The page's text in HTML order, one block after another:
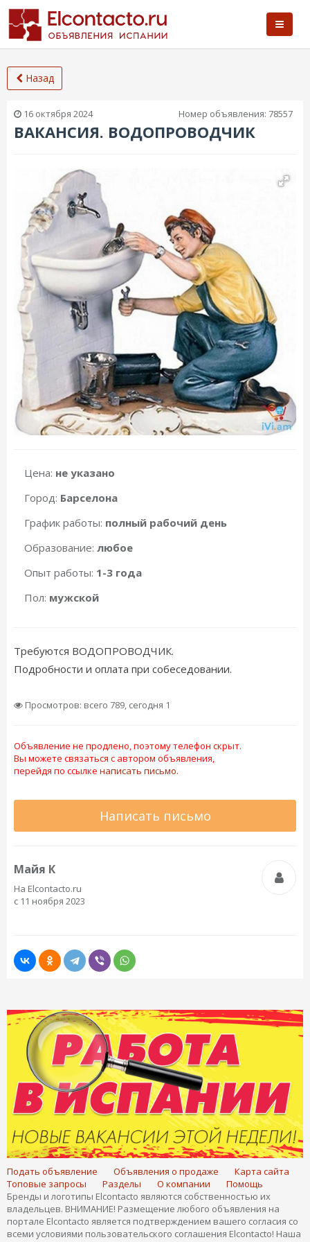
Назад
16 октября 2024 Номер объявления: 78557
ВАКАНСИЯ. ВОДОПРОВОДЧИК
Цена: не указано
Город: Барселона
График работы: полный рабочий день
Образование: любое
Опыт работы: 1-3 года
Пол: мужской
Требуются ВОДОПРОВОДЧИК.
Подробности и оплата при собеседовании.
Просмотров: всего 789, сегодня 1
Объявление не продлено, поэтому телефон скрыт.
Вы можете связаться с автором объявления,
перейдя по ссылке написать письмо.
Написать письмо
Майя К
На Elcontacto.ru
с 11 ноября 2023
Подать объявление Объявления о продаже
Карта сайта
Топовые запросы
Разделы О компании
Помощь
Бренды и логотипы Elcontacto являются собственностью их
владельцев. ВНИМАНИЕ! Размещение любого объявления на
портале Elcontacto является подтверждением вашего согласия со
всеми условиями пользовательского соглашения Elcontacto! Наша